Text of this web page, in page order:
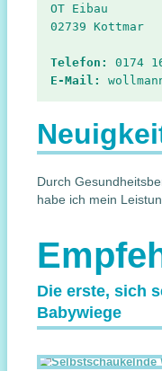
OT Eibau
02739 Kottmar
Telefon:
E-Mail:
Durch
habe ich mein
Die erste, sich
Babywiege